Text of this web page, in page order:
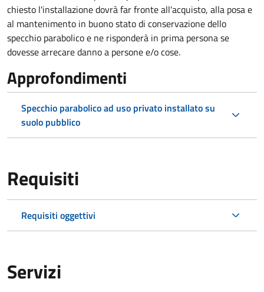
chiesto l'installazione dovrà far fronte all'acquisto, alla posa e
al mantenimento in buono stato di conservazione dello
specchio parabolico e ne risponderà in prima persona se
dovesse arrecare danno a persone e/o cose.
Approfondimenti
Specchio parabolico ad uso privato installato su
suolo pubblico
Requisiti
Requisiti oggettivi
Servizi